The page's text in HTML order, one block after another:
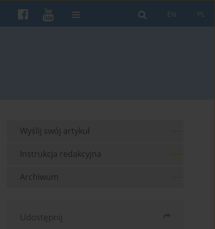
PL
EN
Wyślij swój artykuł
Instrukcja redakcyjna
Archiwum
Udostępnij